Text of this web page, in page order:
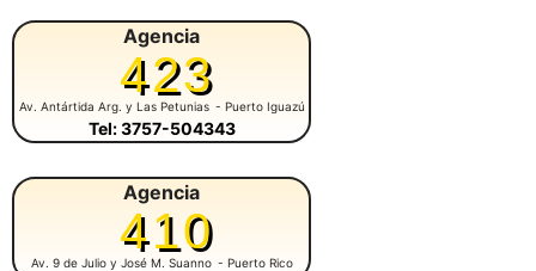
Agencia
423
Av. Antártida Arg. y Las Petunias - Puerto Iguazú
Tel: 3757-504343
Agencia
410
Av. 9 de Julio y José M. Suanno - Puerto Rico